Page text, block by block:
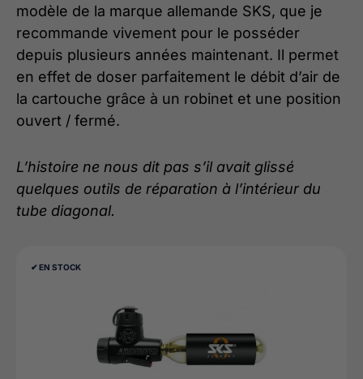
modèle de la marque allemande SKS, que je
recommande vivement pour le posséder
depuis plusieurs années maintenant. Il permet
en effet de doser parfaitement le débit d’air de
la cartouche grâce à un robinet et une position
ouvert / fermé.
L’histoire ne nous dit pas s’il avait glissé
quelques outils de réparation à l’intérieur du
tube diagonal.
✔︎ EN STOCK